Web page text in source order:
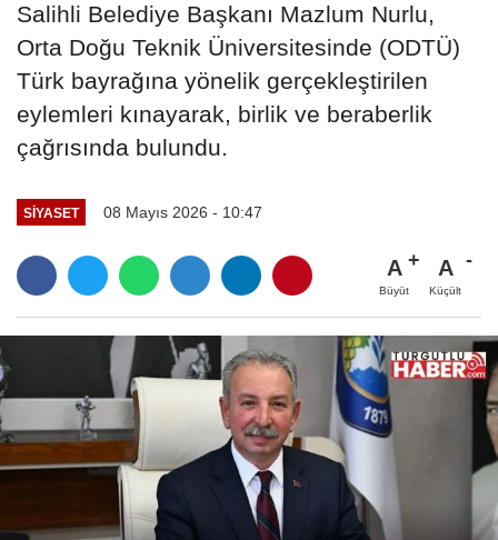
Salihli Belediye Başkanı Mazlum Nurlu,
Orta Doğu Teknik Üniversitesinde (ODTÜ)
Türk bayrağına yönelik gerçekleştirilen
eylemleri kınayarak, birlik ve beraberlik
çağrısında bulundu.
SİYASET 08 Mayıs 2026 - 10:47
A
Büyüt
A
Küçült